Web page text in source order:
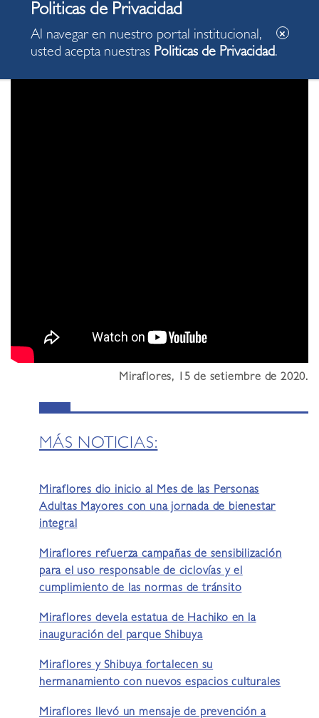
Cuentacuentos y Reciclarte ofrece la Municipalidad de
virtual. El siguiente informe de MiraTV le ofrece los
detalles.
Miraflores, 15 de setiembre de 2020.
MÁS NOTICIAS:
Miraflores dio inicio al Mes de las Personas
Adultas Mayores con una jornada de bienestar
integral
Miraflores refuerza campañas de sensibilización
para el uso responsable de ciclovías y el
cumplimiento de las normas de tránsito
Miraflores devela estatua de Hachiko en la
inauguración del parque Shibuya
Miraflores y Shibuya fortalecen su
hermanamiento con nuevos espacios culturales
Miraflores llevó un mensaje de prevención a
Al navegar en nuestro portal institucional,
usted acepta nuestras Politicas de Privacidad.